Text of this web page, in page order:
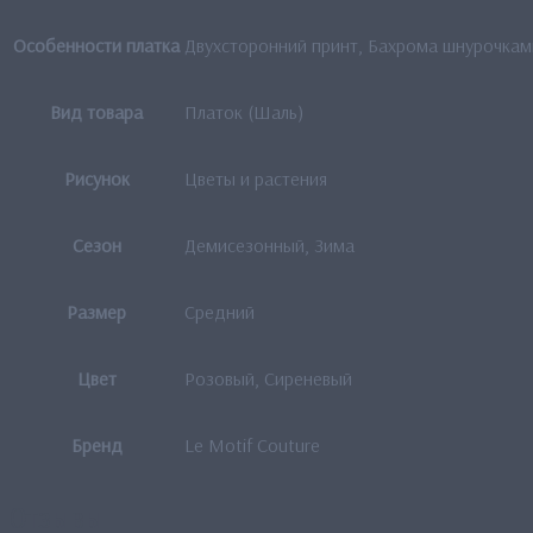
Особенности платка Двухсторонний принт, Бахрома
Вид товара Платок (Шаль)
Рисунок Цветы и растения
Сезон Демисезонный, Зима
Размер Средний
Цвет Розовый, Сиреневый
Бренд Le Motif Couture